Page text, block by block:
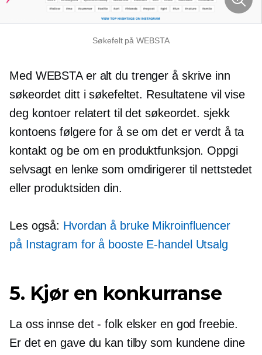
Søkefelt på WEBSTA
Med WEBSTA er alt du trenger å skrive inn
søkeordet ditt i søkefeltet. Resultatene vil vise
deg kontoer relatert til det søkeordet. sjekk
kontoens følgere for å se om det er verdt å ta
kontakt og be om en produktfunksjon. Oppgi
selvsagt en lenke som omdirigerer til nettstedet
eller produktsiden din.
Les også: Hvordan å bruke Mikroinfluencer
på Instagram for å booste E-handel Utsalg
5. Kjør en konkurranse
La oss innse det- folk elsker en god freebie.
Er det en gave du kan tilby som kundene dine